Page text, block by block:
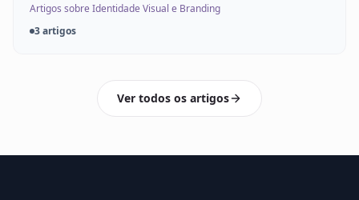
Artigos sobre Identidade Visual e Branding
3 artigos
Ver todos os artigos